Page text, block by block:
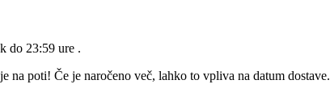
do 23:59 ure .
na poti! Če je naročeno več, lahko to vpliva na datum dostave.